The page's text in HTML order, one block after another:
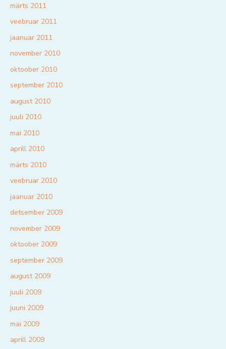
märts 2011
veebruar 2011
jaanuar 2011
november 2010
oktoober 2010
september 2010
august 2010
juuli 2010
mai 2010
aprill 2010
märts 2010
veebruar 2010
jaanuar 2010
detsember 2009
november 2009
oktoober 2009
september 2009
august 2009
juuli 2009
juuni 2009
mai 2009
aprill 2009